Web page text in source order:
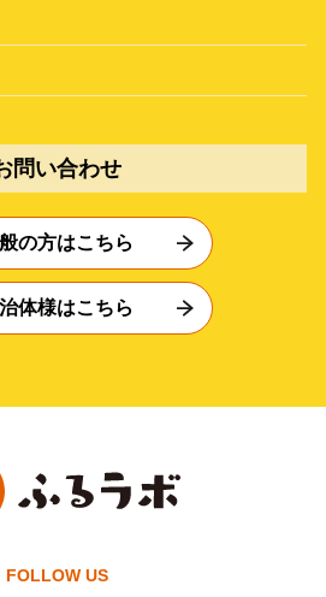
問い合わせ
の方はこちら
体様はこちら
FOLLOW US